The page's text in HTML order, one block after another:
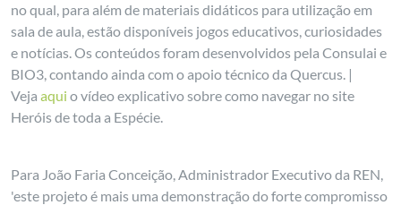
no qual, para além de materiais didáticos para utilização em
sala de aula, estão disponíveis jogos educativos, curiosidades
e notícias. Os conteúdos foram desenvolvidos pela Consulai e
BIO3, contando ainda com o apoio técnico da Quercus. |
Vejaaqui o vídeo explicativo sobre como navegar no site
Heróis de toda a Espécie.
Para João Faria Conceição, Administrador Executivo da REN,
'este projeto é mais uma demonstração do forte compromisso